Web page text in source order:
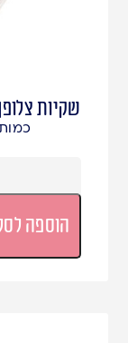
שקיות צלופן ללא
כמות 500
הוספה